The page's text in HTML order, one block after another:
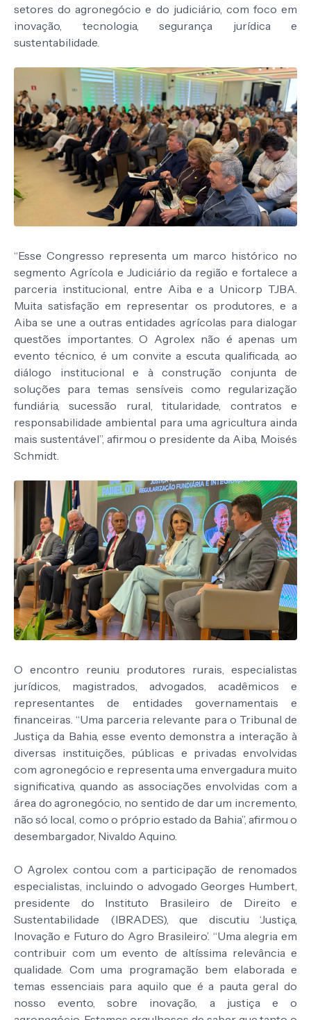
setores do agronegócio e do judiciário, com foco em
inovação, tecnologia, segurança jurídica e
sustentabilidade.
“Esse Congresso representa um marco histórico no
segmento Agrícola e Judiciário da região e fortalece a
parceria institucional, entre Aiba e a Unicorp TJBA.
Muita satisfação em representar os produtores, e a
Aiba se une a outras entidades agrícolas para dialogar
questões importantes. O Agrolex não é apenas um
evento técnico, é um convite a escuta qualificada, ao
diálogo institucional e à construção conjunta de
soluções para temas sensíveis como regularização
fundiária, sucessão rural, titularidade, contratos e
responsabilidade ambiental para uma agricultura ainda
mais sustentável”, afirmou o presidente da Aiba, Moisés
Schmidt.
O encontro reuniu produtores rurais, especialistas
jurídicos, magistrados, advogados, acadêmicos e
representantes de entidades governamentais e
financeiras. “Uma parceria relevante para o Tribunal de
Justiça da Bahia, esse evento demonstra a interação à
diversas instituições, públicas e privadas envolvidas
com agronegócio e representa uma envergadura muito
significativa, quando as associações envolvidas com a
área do agronegócio, no sentido de dar um incremento,
não só local, como o próprio estado da Bahia”, afirmou o
desembargador, Nivaldo Aquino.
O Agrolex contou com a participação de renomados
especialistas, incluindo o advogado Georges Humbert,
presidente do Instituto Brasileiro de Direito e
Sustentabilidade (IBRADES), que discutiu ‘Justiça,
Inovação e Futuro do Agro Brasileiro’. “Uma alegria em
contribuir com um evento de altíssima relevância e
qualidade. Com uma programação bem elaborada e
temas essenciais para aquilo que é a pauta geral do
nosso evento, sobre inovação, a justiça e o